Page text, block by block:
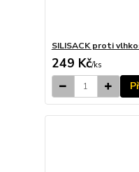
SILISACK proti
249 Kč/ks